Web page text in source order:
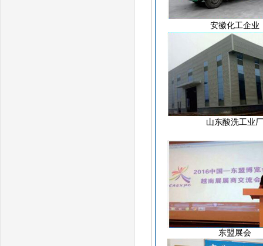
安徽化工企业
山东酸洗工业厂
东盟展会